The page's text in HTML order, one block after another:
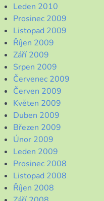
Leden 2010
Prosinec 2009
Listopad 2009
Říjen 2009
Září 2009
Srpen 2009
Červenec 2009
Červen 2009
Květen 2009
Duben 2009
Březen 2009
Únor 2009
Leden 2009
Prosinec 2008
Listopad 2008
Říjen 2008